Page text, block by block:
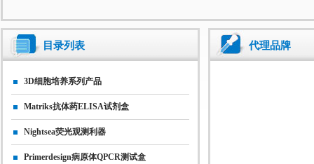
目录列表
3D细胞培养系列产品
Matriks抗体药ELISA试剂盒
Nightsea荧光观测利器
Primerdesign病原体qPCR测试盒
代理品牌